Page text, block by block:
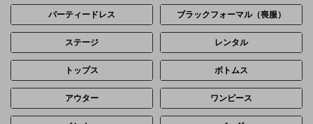
パーティードレス ブラックフォーマル（喪服）
ステージ レンタル
トップス ボトムス
アウター ワンピース